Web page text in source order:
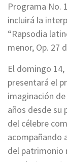
Programa No.
incluirá la
“Rapsodia
menor, Op. 27
El domingo
presentará el
imaginación de
años desde
del célebre
acompañando
del patrimonio